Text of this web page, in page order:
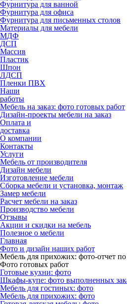
Фурнитура для ванной
Фурнитура для офиса
Фурнитура для письменных столов
Материалы для мебели
МДФ
ДСП
Массив
Пластик
Шпон
ЛДСП
Пленки ПВХ
Наши
работы
Мебель на заказ: фото готовых работ
Дизайн-проекты мебели на заказ
Оплата и
доставка
О компании
Контакты
Услуги
Мебель от производителя
Дизайн мебели
Изготовление мебели
Сборка мебели и установка, монтаж
Замер мебели
Расчет мебели на заказ
Производство мебели
Отзывы
Акции и скидки на мебель
Полезное о мебели
Главная
Фото и дизайн наших работ
Мебель для прихожих: фото-отчет
Фото готовых работ
Готовые кухни: фото
Шкафы-купе: фото выполненных
Мебель для гостиных: фото
Мебель для прихожих: фото